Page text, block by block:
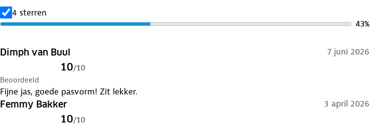
4 sterren
43%
Dimph van Buul 7 juni 2026
10/10
Beoordeeld
Fijne jas, goede pasvorm! Zit lekker.
Femmy Bakker 3 april 2026
10/10